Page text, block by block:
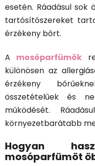
esetén. Ráadásul sok
tartósítószereket
érzékeny bőrt.
A mosóparfümök
különösen az
érzékeny
összetételűek és
működését.
környezetbarátabb
Hogyan
mosóparfümöt